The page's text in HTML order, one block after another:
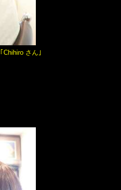
｢Chihiro さん｣